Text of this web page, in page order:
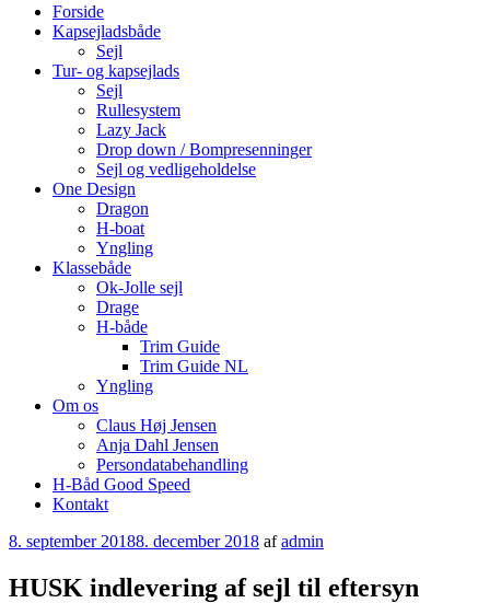
Forside
Kapsejladsbåde
Sejl
Tur- og kapsejlads
Sejl
Rullesystem
Lazy Jack
Drop down / Bompresenninger
Sejl og vedligeholdelse
One Design
Dragon
H-boat
Yngling
Klassebåde
Ok-Jolle sejl
Drage
H-både
Trim Guide
Trim Guide NL
Yngling
Om os
Claus Høj Jensen
Anja Dahl Jensen
Persondatabehandling
H-Båd Good Speed
Kontakt
Udgivet
8. september 20188. december 2018 afadmin
HUSK indlevering af sejl til eftersyn